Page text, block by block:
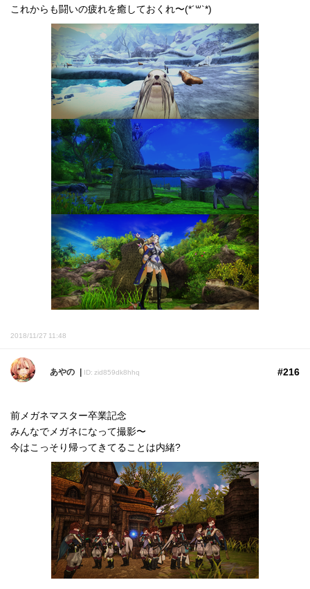
これからも闘いの疲れを癒しておくれ〜(*´꒳`*)
2018/11/27 11:48
あやの ID: zid859dk8hhq #216
前メガネマスター卒業記念
みんなでメガネになって撮影〜
今はこっそり帰ってきてることは内緒?